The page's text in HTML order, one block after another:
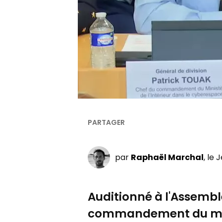
par Raphaël Marchal, le
Auditionné à
commandement du